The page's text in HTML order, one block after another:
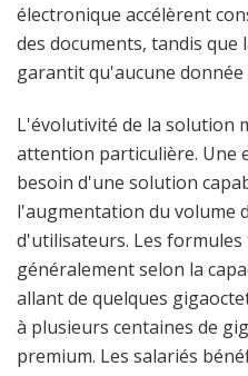
électronique accélèrent
des documents, tandis
garantit qu'aucune
L'évolutivité de la solution
attention particulière. Une
besoin d'une solution
l'augmentation du volume
d'utilisateurs. Les
généralement selon la
allant de quelques
à plusieurs centaines de
premium. Les salariés